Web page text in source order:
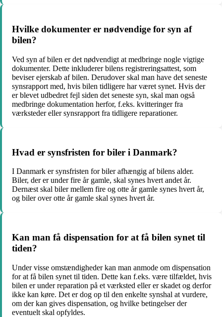
Hvilke dokumenter er nødvendige for syn af
bilen?
Ved syn af bilen er det nødvendigt at medbringe nogle vigtige
dokumenter. Dette inkluderer bilens registreringsattest, som
beviser ejerskab af bilen. Derudover skal man have det seneste
synsrapport med, hvis bilen tidligere har været synet. Hvis der
er blevet udbedret fejl siden det seneste syn, skal man også
medbringe dokumentation herfor, f.eks. kvitteringer fra
værksteder eller synsrapport fra tidligere reparationer.
Hvad er synsfristen for biler i Danmark?
I Danmark er synsfristen for biler afhængig af bilens alder.
Biler, der er under fire år gamle, skal synes hvert andet år.
Dernæst skal biler mellem fire og otte år gamle synes hvert år,
og biler over otte år gamle skal synes hvert år.
Kan man få dispensation for at få bilen synet til
tiden?
Under visse omstændigheder kan man anmode om dispensation
for at få bilen synet til tiden. Dette kan f.eks. være tilfældet, hvis
bilen er under reparation på et værksted eller er skadet og derfor
ikke kan køre. Det er dog op til den enkelte synshal at vurdere,
om der kan gives dispensation, og hvilke betingelser der
eventuelt skal opfyldes.